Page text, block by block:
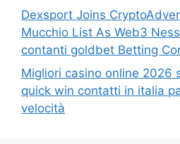
Dexsport Joins
Mucchio List As Web3
contanti goldbet Betting
Migliori casino online 2026
quick win contatti in italia
velocità